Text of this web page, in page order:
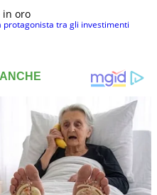
in oro
protagonista tra gli investimenti